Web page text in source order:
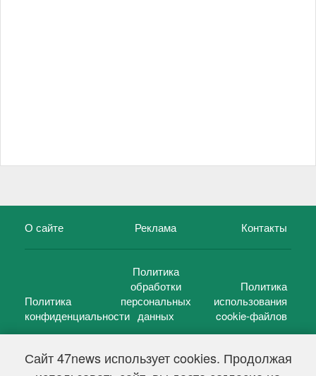
Сайт 47news использует cookies. Продолжая
О сайте Реклама Контакты
Политика
конфиденциальности
Политика
обработки
персональных
данных
Политика
использования
cookie-файлов